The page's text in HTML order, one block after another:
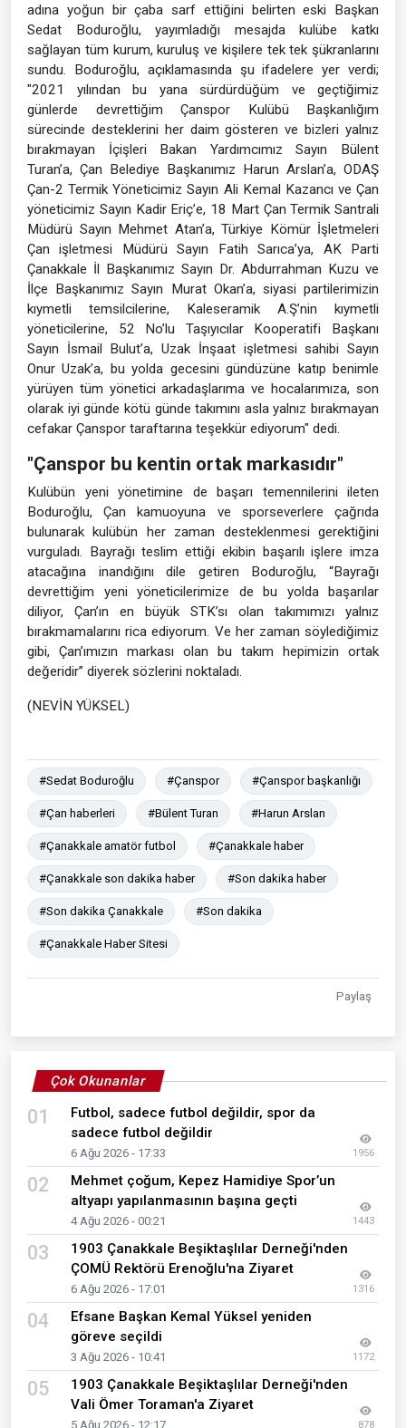
adına yoğun bir çaba sarf ettiğini belirten eski Başkan
Sedat Boduroğlu, yayımladığı mesajda kulübe katkı
sağlayan tüm kurum, kuruluş ve kişilere tek tek şükranlarını
sundu. Boduroğlu, açıklamasında şu ifadelere yer verdi;
"2021 yılından bu yana sürdürdüğüm ve geçtiğimiz
günlerde devrettiğim Çanspor Kulübü Başkanlığım
sürecinde desteklerini her daim gösteren ve bizleri yalnız
bırakmayan İçişleri Bakan Yardımcımız Sayın Bülent
Turan’a, Çan Belediye Başkanımız Harun Arslan’a, ODAŞ
Çan-2 Termik Yöneticimiz Sayın Ali Kemal Kazancı ve Çan
yöneticimiz Sayın Kadir Eriç’e, 18 Mart Çan Termik Santrali
Müdürü Sayın Mehmet Atan’a, Türkiye Kömür İşletmeleri
Çan işletmesi Müdürü Sayın Fatih Sarıca’ya, AK Parti
Çanakkale İl Başkanımız Sayın Dr. Abdurrahman Kuzu ve
İlçe Başkanımız Sayın Murat Okan’a, siyasi partilerimizin
kıymetli temsilcilerine, Kaleseramik A.Ş’nin kıymetli
yöneticilerine, 52 No’lu Taşıyıcılar Kooperatifi Başkanı
Sayın İsmail Bulut’a, Uzak İnşaat işletmesi sahibi Sayın
Onur Uzak’a, bu yolda gecesini gündüzüne katıp benimle
yürüyen tüm yönetici arkadaşlarıma ve hocalarımıza, son
olarak iyi günde kötü günde takımını asla yalnız bırakmayan
cefakar Çanspor taraftarına teşekkür ediyorum" dedi.
"Çanspor bu kentin ortak markasıdır"
Kulübün yeni yönetimine de başarı temennilerini ileten
Boduroğlu, Çan kamuoyuna ve sporseverlere çağrıda
bulunarak kulübün her zaman desteklenmesi gerektiğini
vurguladı. Bayrağı teslim ettiği ekibin başarılı işlere imza
atacağına inandığını dile getiren Boduroğlu, “Bayrağı
devrettiğim yeni yöneticilerimize de bu yolda başarılar
diliyor, Çan’ın en büyük STK’sı olan takımımızı yalnız
bırakmamalarını rica ediyorum. Ve her zaman söylediğimiz
gibi, Çan’ımızın markası olan bu takım hepimizin ortak
değeridir” diyerek sözlerini noktaladı.
(NEVİN YÜKSEL)
#Sedat Boduroğlu #Çanspor #Çanspor başkanlığı
#Çan haberleri #Bülent Turan #Harun Arslan
#Çanakkale amatör futbol #Çanakkale haber
#Çanakkale son dakika haber #Son dakika haber
#Son dakika Çanakkale #Son dakika
#Çanakkale Haber Sitesi
Paylaş
Çok Okunanlar
01
Futbol, sadece futbol değildir, spor da
sadece futbol değildir
6 Ağu 2026 - 17:33 1956
02
Mehmet çoğum, Kepez Hamidiye Spor’un
altyapı yapılanmasının başına geçti
4 Ağu 2026 - 00:21 1443
03
1903 Çanakkale Beşiktaşlılar Derneği'nden
ÇOMÜ Rektörü Erenoğlu'na Ziyaret
6 Ağu 2026 - 17:01 1316
04
Efsane Başkan Kemal Yüksel yeniden
göreve seçildi
3 Ağu 2026 - 10:41 1172
05
1903 Çanakkale Beşiktaşlılar Derneği'nden
Vali Ömer Toraman'a Ziyaret
5 Ağu 2026 - 12:17 878